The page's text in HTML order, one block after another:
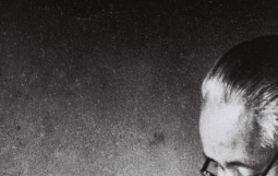
の
番
組
『美